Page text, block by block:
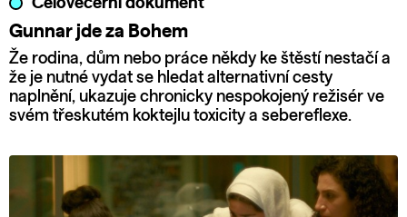
Celovečerní dokument
Gunnar jde za Bohem
Že rodina, dům nebo práce někdy ke štěstí nestačí a
že je nutné vydat se hledat alternativní cesty
naplnění, ukazuje chronicky nespokojený režisér ve
svém třeskutém koktejlu toxicity a sebereflexe.